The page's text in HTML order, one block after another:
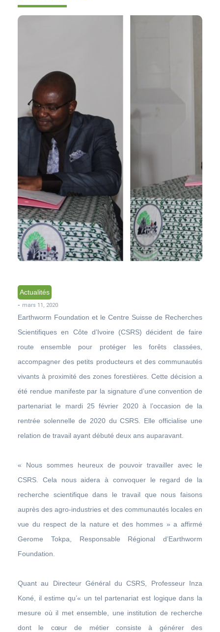
Actualités
- mars 11, 2020
Earthworm Foundation et le Centre Suisse de Recherches
Scientifiques en Côte d’Ivoire (CSRS) décident de faire
route ensemble pour protéger les forêts classées,
accompagner des petits producteurs et des communautés
vivants à proximité des zones forestières. Cette décision a
été rendue manifeste par la signature d’une convention de
partenariat le mardi 25 février 2020 à l’occasion de la
rentrée solennelle de 2020 du CSRS. Elle officialise une
relation de travail ayant débuté deux ans auparavant.
« Nous sommes heureux de pouvoir travailler avec le
CSRS. Cela nous aidera à convoquer le regard de la
recherche scientifique dans le travail que nous faisons
auprès des agro-industries et des communautés locales en
vue du respect de la nature et des hommes » a affirmé
Gerome Tokpa, Responsable Régional d’Earthworm
Foundation.
Quant au Directeur Général du CSRS, Professeur Inza
Koné, il estime qu’« un tel partenariat est logique dans la
mesure où il met ensemble, une institution de recherche
dont le cœur de métier consiste à générer des